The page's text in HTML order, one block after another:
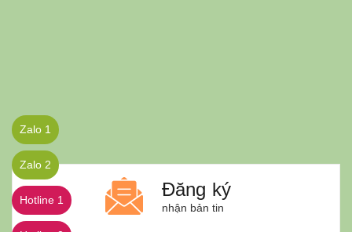
Đăng ký
nhận bản tin
Hotline 1
Zalo 1
Zalo 2